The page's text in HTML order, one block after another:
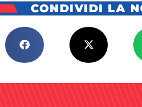
CONDIVIDI LA